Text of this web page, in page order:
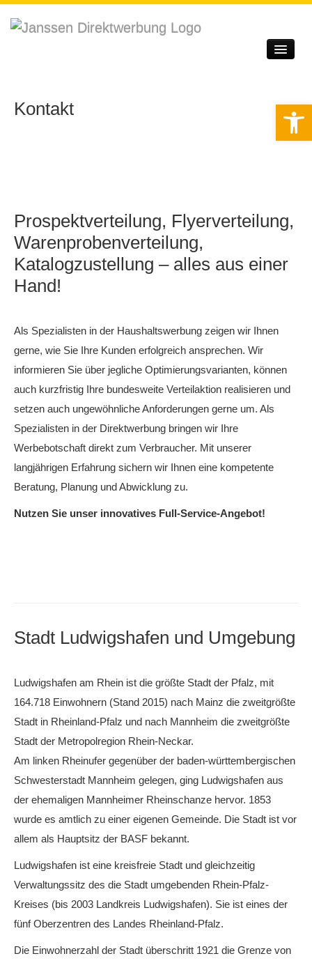
Unternehmen
Kontakt
Login
Kontakt
Prospektverteilung, Flyerverteilung,
Warenprobenverteilung,
Katalogzustellung – alles aus einer
Hand!
Als Spezialisten in der Haushaltswerbung zeigen wir Ihnen
gerne, wie Sie Ihre Kunden erfolgreich ansprechen. Wir
informieren Sie über jegliche Optimierungsvarianten, können
auch kurzfristig Ihre bundesweite Verteilaktion realisieren und
setzen auch ungewöhnliche Anforderungen gerne um. Als
Spezialisten in der Direktwerbung bringen wir Ihre
Werbebotschaft direkt zum Verbraucher. Mit unserer
langjährigen Erfahrung sichern wir Ihnen eine kompetente
Beratung, Planung und Abwicklung zu.
Nutzen Sie unser innovatives Full-Service-Angebot!
Stadt Ludwigshafen und Umgebung
Ludwigshafen am Rhein ist die größte Stadt der Pfalz, mit
164.718 Einwohnern (Stand 2015) nach Mainz die zweitgrößte
Stadt in Rheinland-Pfalz und nach Mannheim die zweitgrößte
Stadt der Metropolregion Rhein-Neckar.
Am linken Rheinufer gegenüber der baden-württembergischen
Schwesterstadt Mannheim gelegen, ging Ludwigshafen aus
der ehemaligen Mannheimer Rheinschanze hervor. 1853
wurde es amtlich zu einer eigenen Gemeinde. Die Stadt ist vor
allem als Hauptsitz der BASF bekannt.
Ludwigshafen ist eine kreisfreie Stadt und gleichzeitig
Verwaltungssitz des die Stadt umgebenden Rhein-Pfalz-
Kreises (bis 2003 Landkreis Ludwigshafen). Sie ist eines der
fünf Oberzentren des Landes Rheinland-Pfalz.
Die Einwohnerzahl der Stadt überschritt 1921 die Grenze von